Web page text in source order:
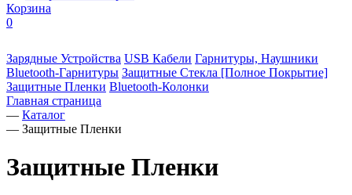
Корзина
0
Зарядные Устройства USB Кабели Гарнитуры, Наушники
Bluetooth-Гарнитуры Защитные Стекла [Полное Покрытие]
Защитные Пленки Bluetooth-Колонки
Главная страница
— Каталог
— Защитные Пленки
Защитные Пленки